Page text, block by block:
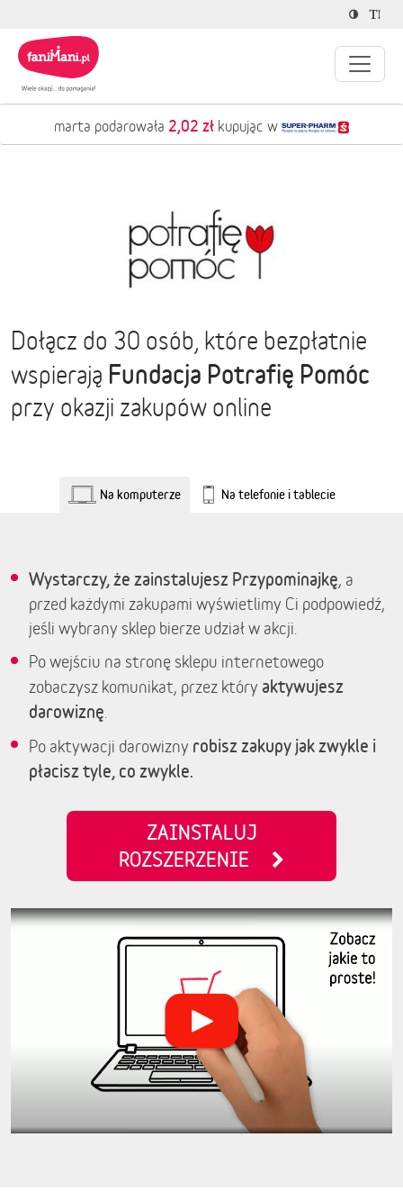
marta podarowała 2,02 zł kupując w
Dołącz do 30 osób, które bezpłatnie
wspierają Fundacja Potrafię Pomóc
przy okazji zakupów online
Na komputerze Na telefonie i tablecie
Wystarczy, że zainstalujesz Przypominajkę, a
przed każdymi zakupami wyświetlimy Ci podpowiedź,
jeśli wybrany sklep bierze udział w akcji.
Po wejściu na stronę sklepu internetowego
zobaczysz komunikat, przez który aktywujesz
darowiznę
Po aktywacji darowizny robisz zakupy jak zwykle i
płacisz tyle, co zwykle.
ZAINSTALUJ
ROZSZERZENIE